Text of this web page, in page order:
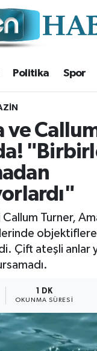
Politika Spor
ve
Callum Turner,
Çift ateşli anlar
1 DK
OKUNMA SÜRESI
Durumu ve
Haberleri